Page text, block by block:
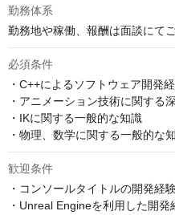
勤務体系
勤務地や稼働、報酬は面談にて
必須条件
・C++によるソフトウェア開発
・アニメーション技術に関する
・IKに関する一般的な知識
・物理、数学に関する一般的な
歓迎条件
・コンソールタイトルの開発経
・Unreal Engineを利用した開発